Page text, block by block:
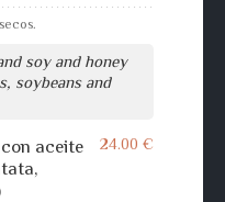
soy and honey
soybeans and
aceite
24.00 €